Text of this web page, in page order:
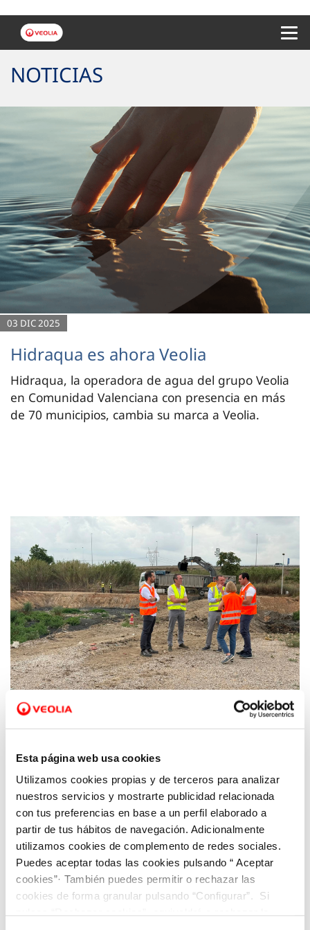
Esta página web usa cookies
Utilizamos cookies propias y de terceros para analizar
nuestros servicios y mostrarte publicidad relacionada
con tus preferencias en base a un perfil elaborado a
partir de tus hábitos de navegación. Adicionalmente
utilizamos cookies de complemento de redes sociales.
Puedes aceptar todas las cookies pulsando “ Aceptar
cookies”· También puedes permitir o rechazar las
cookies de forma granular pulsando “Configurar”. Si
NOTICIAS
03 DIC 2025
Hidraqua es ahora Veolia
Hidraqua, la operadora de agua del grupo Veolia
en Comunidad Valenciana con presencia en más
de 70 municipios, cambia su marca a Veolia.
11 JUN 2026
obras de reposición y mejora de las
supondrán una inversión de 4,4 millones de
euros